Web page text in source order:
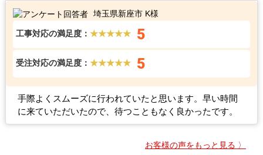
埼玉県新座市 K様
工事対応の満足度： ★★★★★ 5
受注対応の満足度： ★★★★★ 5
手際よくスムーズに行われていたと思います。早い時間
に来ていただいたので、待つこともなく良かったです。
お客様の声をもっと見る 〉